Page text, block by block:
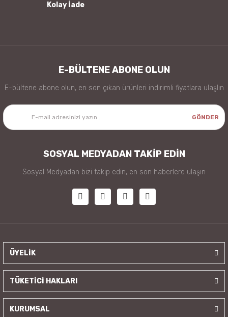
Kolay İade
E-BÜLTENE ABONE OLUN
E-bültene abone olun, en son çıkan ürünleri indirimli fiyatlara ulaşlın
GÖNDER
SOSYAL MEDYADAN TAKİP EDİN
Sosyal Medyadan bizi takip edin, en son haberlere ulaşın
ÜYELİK
TÜKETİCİ HAKLARI
KURUMSAL